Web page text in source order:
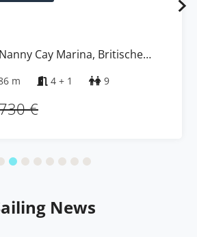
Cay Marina, Britische
m 4 + 1 9
€
News